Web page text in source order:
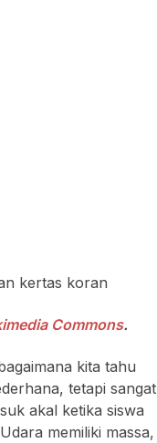
Commons.
kita tahu
tetapi sangat
akal ketika siswa
memiliki massa,